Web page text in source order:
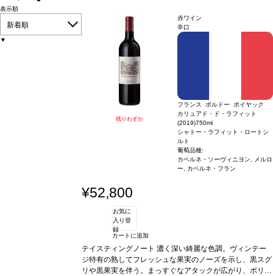
表示順
新着順
▼
残りわずか
赤ワイン
辛口
フランス ボルドー ポイヤック
カリュアド・ド・ラフィット
(2019)750ml
シャトー・ラフィット・ロートシ
ルト
葡萄品種:
カベルネ・ソーヴィニヨン, メルロ
ー, カベルネ・フラン
¥52,800
お気に
入り登
録
カートに追加
テイスティングノート濃く深い綺麗な色調。ヴィンテー
ジ特有の熟してフレッシュな果実のノーズを示し、黒スグ
リや黒果実を伴う。まっすぐなアタックが広がり、ボリュ